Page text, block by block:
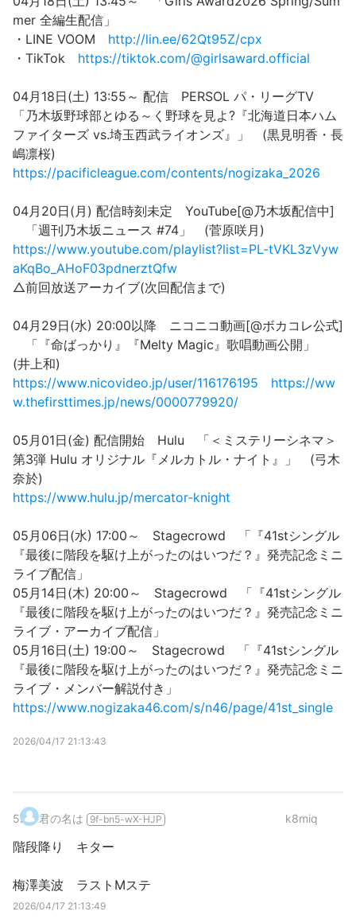
mer 全編生配信」
・LINE VOOM http://lin.ee/62Qt95Z/cpx
・TikTok https://tiktok.com/@girlsaward.official
04月18日(土) 13:55～ 配信 PERSOL パ・リーグTV
「乃木坂野球部とゆる～く野球を見よ?『北海道日本ハム
ファイターズ vs.埼玉西武ライオンズ』」 (黒見明香・長
嶋凛桜)
https://pacificleague.com/contents/nogizaka_2026
04月20日(月) 配信時刻未定 YouTube[@乃木坂配信中]
「週刊乃木坂ニュース #74」 (菅原咲月)
https://www.youtube.com/playlist?list=PL-tVKL3zVyw
aKqBo_AHoF03pdnerztQfw
△前回放送アーカイブ(次回配信まで)
04月29日(水) 20:00以降 ニコニコ動画[@ボカコレ公式]
「『命ばっかり』『Melty Magic』歌唱動画公開」
(井上和)
https://www.nicovideo.jp/user/116176195
https://ww
w.thefirsttimes.jp/news/0000779920/
05月01日(金) 配信開始 Hulu 「＜ミステリーシネマ＞
第3弾 Hulu オリジナル『メルカトル・ナイト』」 (弓木
奈於)
https://www.hulu.jp/mercator-knight
05月06日(水) 17:00～ Stagecrowd 「『41stシングル
『最後に階段を駆け上がったのはいつだ？』発売記念ミニ
ライブ配信」
05月14日(木) 20:00～ Stagecrowd 「『41stシングル
『最後に階段を駆け上がったのはいつだ？』発売記念ミニ
ライブ・アーカイブ配信」
05月16日(土) 19:00～ Stagecrowd 「『41stシングル
『最後に階段を駆け上がったのはいつだ？』発売記念ミニ
ライブ・メンバー解説付き」
https://www.nogizaka46.com/s/n46/page/41st_single
2026/04/17 21:13:43
5. 君の名は 9f-bn5-wX-HJP k8miq
階段降り キター
梅澤美波 ラストMステ
2026/04/17 21:13:49